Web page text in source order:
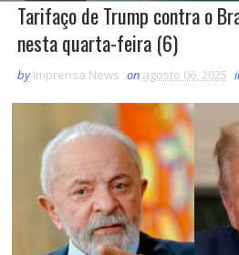
Tarifaço de Trump contra o
nesta quarta-feira (6)
by Imprensa News on agosto 06, 2025